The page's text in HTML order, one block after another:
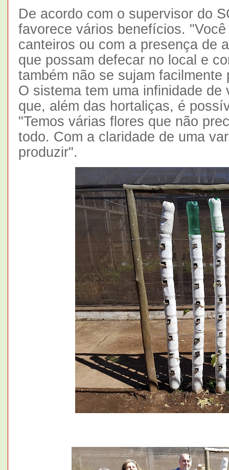
De acordo com o supervisor do
favorece vários benefícios.
canteiros ou com a presença de
que possam defecar no local e
também não se sujam
O sistema tem uma infinidade
que, além das hortaliças, é
"Temos várias flores que não
todo. Com a claridade de uma
produzir".